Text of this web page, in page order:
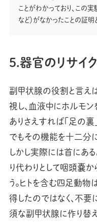
ことがわかっており、この
など）がなかったことの証
5.器官のリサイ
副甲状腺の役割と言え
視し、血液中にホルモ
ありさえすれば「足の裏
でもその機能を十二分
しかし実際には首にあ
り代わりとして咽頭嚢
う。ヒトを含む四足動
得したのではなく、不
須な副甲状腺に作り替